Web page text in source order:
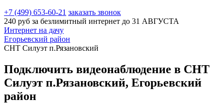
+7 (499) 653-60-21 заказать звонок
240 руб за безлимитный интернет до 31 АВГУСТА
Интернет на дачу
Егорьевский район
СНТ Силуэт п.Рязановский
Подключить видеонаблюдение в СНТ
Силуэт п.Рязановский, Егорьевский
район